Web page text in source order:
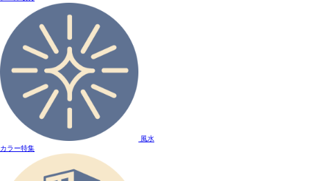
風水
カラー特集